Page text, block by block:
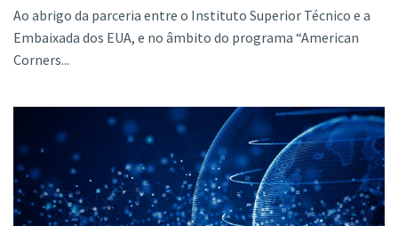
Ao abrigo da parceria entre o Instituto Superior Técnico e a
Embaixada dos EUA, e no âmbito do programa “American
Corners...